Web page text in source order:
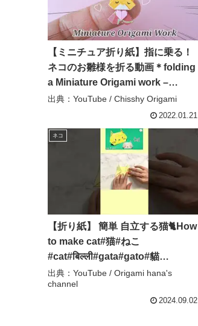
【ミニチュア折り紙】指に乗る！
ネコのお雛様を折る動画＊folding
a Miniature Origami work –
Chisshy Origami
出典：YouTube / Chisshy Origami
2022.01.21
ネコ
【折り紙】 簡単 自立する猫🐈How
to make cat#猫#ねこ
#cat#बिल्ली#gata#gato#貓
#mačka#კატა#고양이#折り方#お
りがみ#origami#摺紙#종이접기 –
Origami hana’s channel
出典：YouTube / Origami hana's
channel
2024.09.02